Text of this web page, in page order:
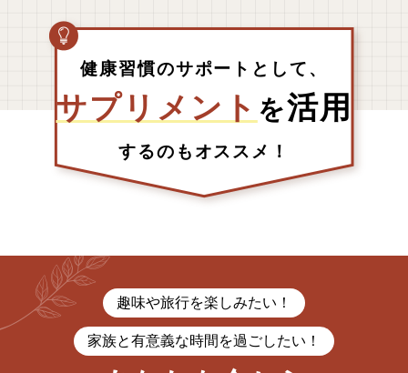
健康習慣のサポートとして、
サプリメント を活用
するのもオススメ！
趣味や旅行を楽しみたい！
家族と有意義な時間を過ごしたい！